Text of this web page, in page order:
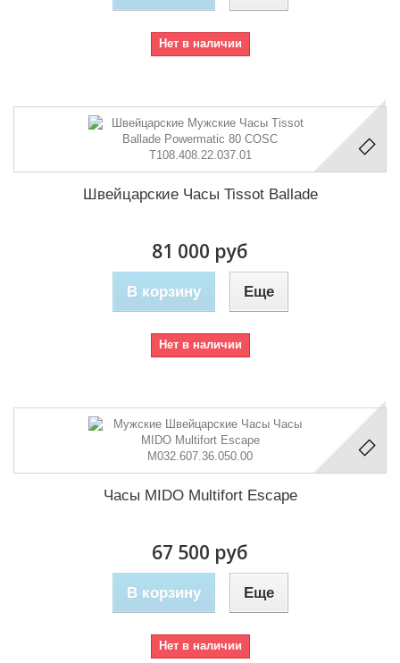
Нет в наличии
Швейцарские Часы Tissot Ballade
81 000 руб
В корзину Еще
Нет в наличии
Часы MIDO Multifort Escape
67 500 руб
В корзину Еще
Нет в наличии